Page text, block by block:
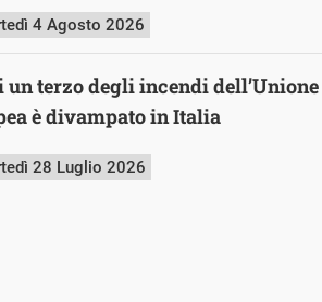
4 Agosto 2026
un terzo degli incendi dell’Unione
è divampato in Italia
28 Luglio 2026